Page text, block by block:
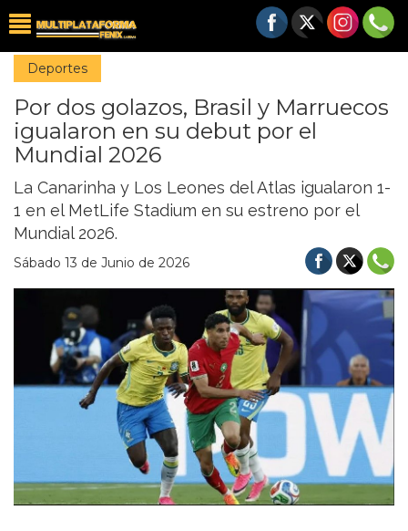
Deportes
Por dos golazos, Brasil y Marruecos
igualaron en su debut por el
Mundial 2026
La Canarinha y Los Leones del Atlas igualaron 1-
1 en el MetLife Stadium en su estreno por el
Mundial 2026.
Sábado 13 de Junio de 2026